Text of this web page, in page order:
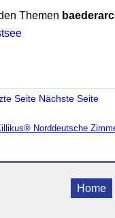
Themen
Seite Nächste Seite
Norddeutsche
Home